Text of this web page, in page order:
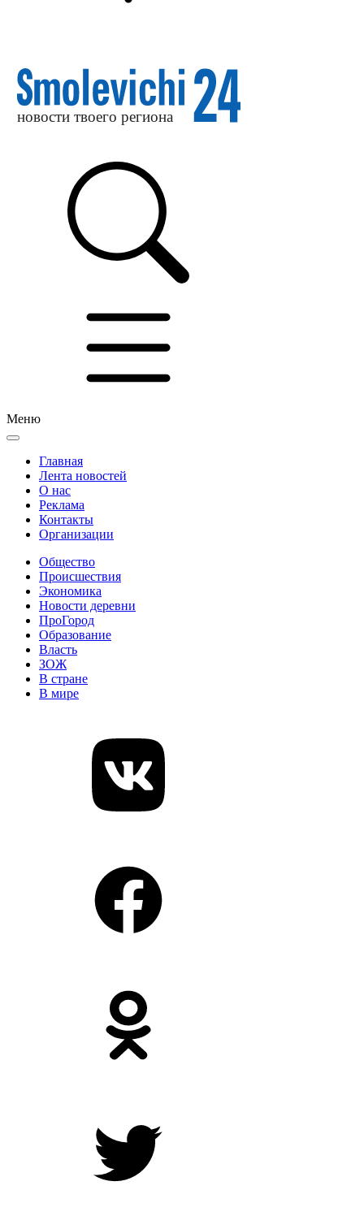
Меню
Главная
Лента новостей
О нас
Реклама
Контакты
Организации
Общество
Происшествия
Экономика
Новости деревни
ПроГород
Образование
Власть
ЗОЖ
В стране
В мире